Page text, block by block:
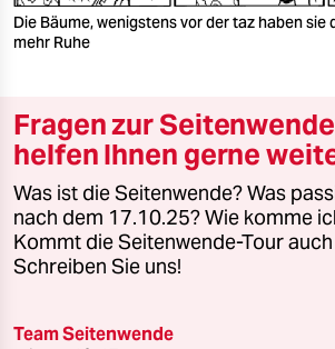
Die Bäume, wenigstens vor der taz haben
mehr Ruhe
Fragen zur
helfen Ihnen gerne
Was ist die Seitenwende? Was
nach dem 17.10.25? Wie komme
Kommt die Seitenwende-Tour
Schreiben Sie uns!
Team Seitenwende